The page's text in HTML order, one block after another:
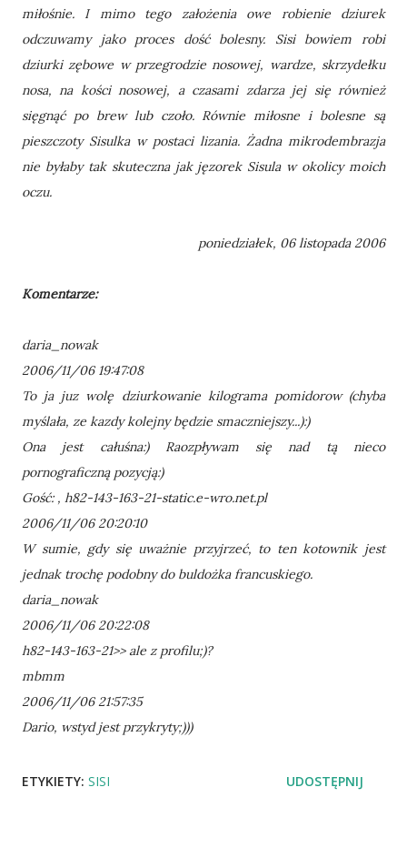
miłośnie. I mimo tego założenia owe robienie dziurek
odczuwamy jako proces dość bolesny. Sisi bowiem robi
dziurki zębowe w przegrodzie nosowej, wardze, skrzydełku
nosa, na kości nosowej, a czasami zdarza jej się również
sięgnąć po brew lub czoło. Równie miłosne i bolesne są
pieszczoty Sisulka w postaci lizania. Żadna mikrodembrazja
nie byłaby tak skuteczna jak jęzorek Sisula w okolicy moich
oczu.
poniedziałek, 06 listopada 2006
Komentarze:
daria_nowak
2006/11/06 19:47:08
To ja juz wolę dziurkowanie kilograma pomidorow (chyba
myślała, ze kazdy kolejny będzie smaczniejszy...):)
Ona jest całuśna:) Raozpływam się nad tą nieco
pornograficzną pozycją:)
Gość: , h82-143-163-21-static.e-wro.net.pl
2006/11/06 20:20:10
W sumie, gdy się uważnie przyjrzeć, to ten kotownik jest
jednak trochę podobny do buldożka francuskiego.
daria_nowak
2006/11/06 20:22:08
h82-143-163-21>> ale z profilu;)?
mbmm
2006/11/06 21:57:35
Dario, wstyd jest przykryty;)))
ETYKIETY: SISI UDOSTĘPNIJ